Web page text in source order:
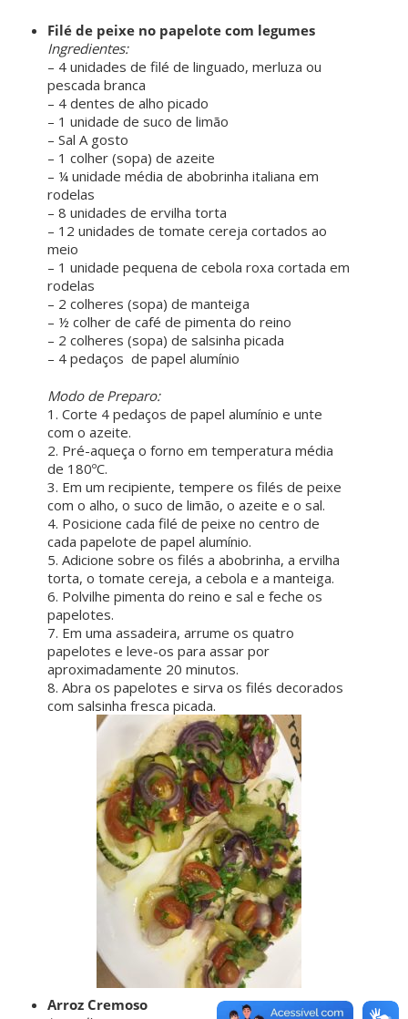
Filé de peixe no papelote com legumes
Ingredientes:
– 4 unidades de filé de linguado, merluza ou
pescada branca
– 4 dentes de alho picado
– 1 unidade de suco de limão
– Sal A gosto
– 1 colher (sopa) de azeite
– ¼ unidade média de abobrinha italiana em
rodelas
– 8 unidades de ervilha torta
– 12 unidades de tomate cereja cortados ao
meio
– 1 unidade pequena de cebola roxa cortada em
rodelas
– 2 colheres (sopa) de manteiga
– ½ colher de café de pimenta do reino
– 2 colheres (sopa) de salsinha picada
– 4 pedaços de papel alumínio
Modo de Preparo:
1. Corte 4 pedaços de papel alumínio e unte
com o azeite.
2. Pré-aqueça o forno em temperatura média
de 180ºC.
3. Em um recipiente, tempere os filés de peixe
com o alho, o suco de limão, o azeite e o sal.
4. Posicione cada filé de peixe no centro de
cada papelote de papel alumínio.
5. Adicione sobre os filés a abobrinha, a ervilha
torta, o tomate cereja, a cebola e a manteiga.
6. Polvilhe pimenta do reino e sal e feche os
papelotes.
7. Em uma assadeira, arrume os quatro
papelotes e leve-os para assar por
aproximadamente 20 minutos.
8. Abra os papelotes e sirva os filés decorados
com salsinha fresca picada.
Arroz Cremoso